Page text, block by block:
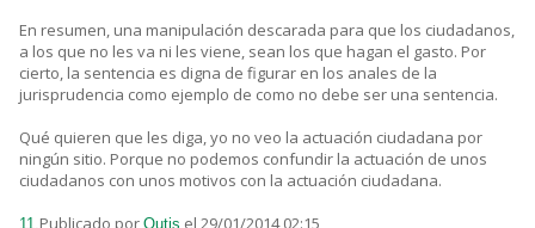
En resumen, una manipulación descarada para que los ciudadanos,
a los que no les va ni les viene, sean los que hagan el gasto. Por
cierto, la sentencia es digna de figurar en los anales de la
jurisprudencia como ejemplo de como no debe ser una sentencia.
Qué quieren que les diga, yo no veo la actuación ciudadana por
ningún sitio. Porque no podemos confundir la actuación de unos
ciudadanos con unos motivos con la actuación ciudadana.
11.Publicado por Outis el 29/01/2014 02:15